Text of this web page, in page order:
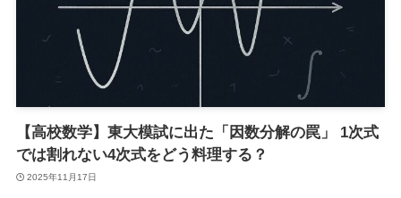
【高校数学】東大模試に出た「因数分解の罠」 1次式
では割れない4次式をどう料理する？
2025年11月17日